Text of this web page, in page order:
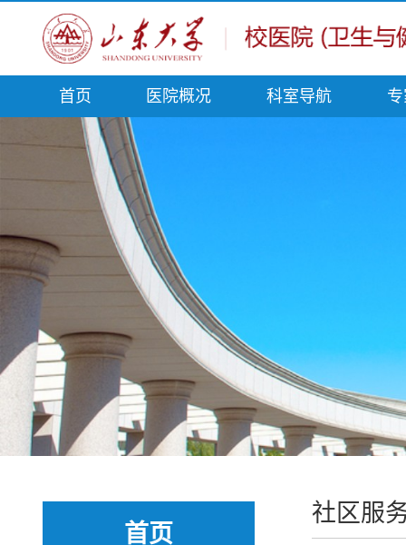
首页 医院概况 科室导航
首页
社区服